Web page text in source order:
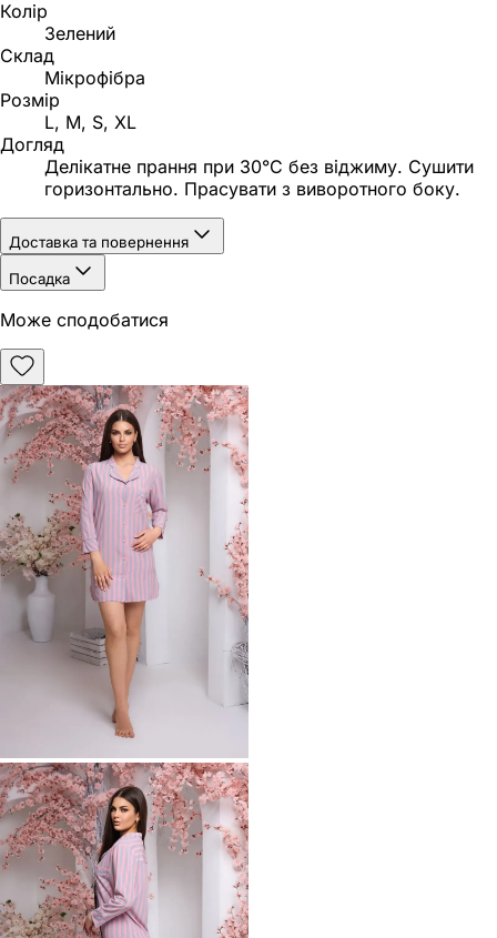
Колір
Зелений
Склад
Мікрофібра
Розмір
L, M, S, XL
Догляд
Делікатне прання при 30°C без віджиму. Сушити
горизонтально. Прасувати з виворотного боку.
Доставка та повернення
Посадка
Може сподобатися